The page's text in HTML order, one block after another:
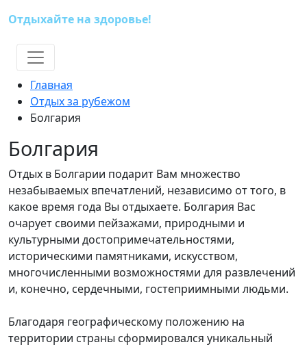
Отдыхайте на здоровье!
Главная
Отдых за рубежом
Болгария
Болгария
Отдых в Болгарии подарит Вам множество
незабываемых впечатлений, независимо от того, в
какое время года Вы отдыхаете. Болгария Вас
очарует своими пейзажами, природными и
культурными достопримечательностями,
историческими памятниками, искусством,
многочисленными возможностями для развлечений
и, конечно, сердечными, гостеприимными людьми.
Благодаря географическому положению на
территории страны сформировался уникальный